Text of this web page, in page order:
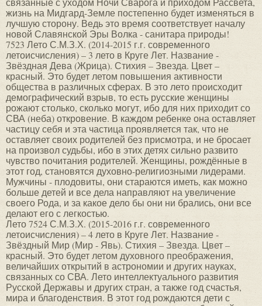
жизнь на Мидгард-Земле постепенно будет изменяться в
лучшую сторону. Ведь это время соответствует началу
новой Славянской Эры Волка - санитара природы!
7523 Лето С.М.З.Х. (2014-2015 г.г. современного
летоисчисления) – 3 лето в Круге Лет. Название -
Звёздная Дева (Жрица). Стихия – Звезда. Цвет –
красный. Это будет летом повышения активности
общества в различных сферах. В это лето происходит
демографический взрыв, то есть русские женщины
рожают столько, сколько могут, ибо для них приходит со
СВА (неба) откровение. В каждом ребенке она оставляет
частицу себя и эта частица проявляется так, что не
оставляет своих родителей без присмотра, и не бросает
на произвол судьбы, ибо в этих детях сильно развито
чувство почитания родителей. Женщины, рождённые в
этот год, становятся духовно-религиозными лидерами.
Мужчины - плодовиты, они стараются иметь, как можно
больше детей и все дела направляют на увеличение
своего Рода, и за какое дело бы они ни брались, они все
делают его с легкостью.
Лето 7524 С.М.З.Х. (2015-2016 г.г. современного
летоисчисления) – 4 лето в Круге Лет. Название -
Звёздный Мир (Мир - Явь). Стихия – Звезда. Цвет –
красный. Это будет летом духовного преображения,
величайших открытий в астрономии и других науках,
связанных со СВА. Лето интеллектуального развития
Русской Державы и других стран, а также год счастья,
мира и благоденствия. В этот год рождаются дети с